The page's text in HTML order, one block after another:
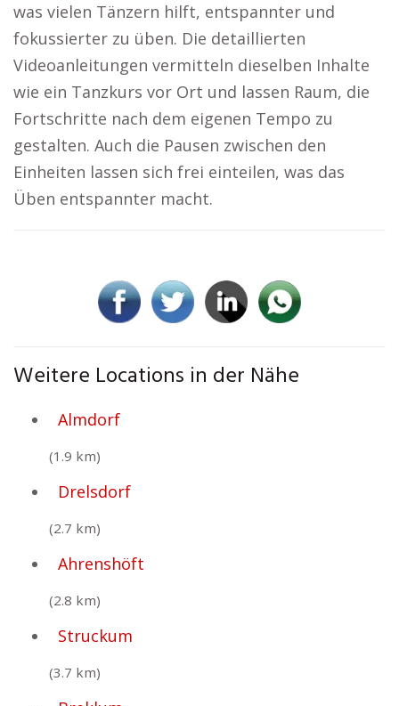
was vielen Tänzern hilft, entspannter und
fokussierter zu üben. Die detaillierten
Videoanleitungen vermitteln dieselben Inhalte
wie ein Tanzkurs vor Ort und lassen Raum, die
Fortschritte nach dem eigenen Tempo zu
gestalten. Auch die Pausen zwischen den
Einheiten lassen sich frei einteilen, was das
Üben entspannter macht.
Weitere Locations in der Nähe
Almdorf
(1.9 km)
Drelsdorf
(2.7 km)
Ahrenshöft
(2.8 km)
Struckum
(3.7 km)